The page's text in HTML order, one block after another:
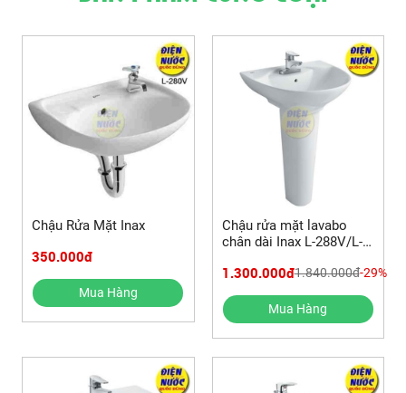
Chậu Rửa Mặt Inax
350.000đ
Mua Hàng
Chậu rửa mặt lavabo
chân dài Inax L-288V/L-
AMV-90 tự động
1.300.000đ1.840.000đ-29%
Mua Hàng